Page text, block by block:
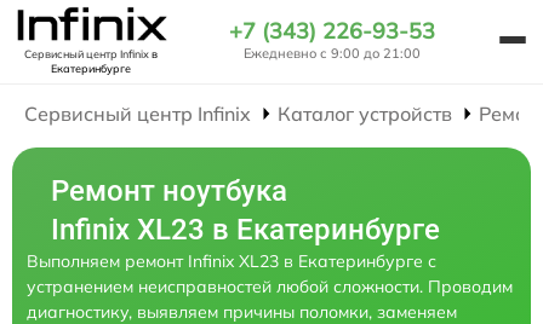
Сервисный центр Infinixв
Екатеринбурге
+7 (343) 226-93-53
Ежедневно с 9:00 до 21:00
Сервисный центр Infinix Каталог устройств
Ремонт ноутбука
Infinix XL23 в Екатеринбурге
Выполняем ремонт Infinix XL23 в Екатеринбурге с
устранением неисправностей любой сложности. Проводим
диагностику, выявляем причины поломки, заменяем